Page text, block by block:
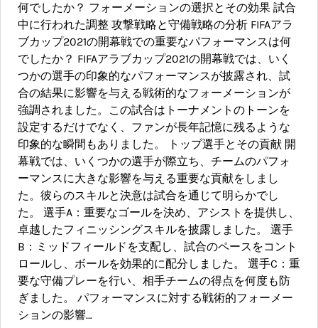
何でしたか？ フォーメーションの選択とその効果 試合
中に行われた調整 攻撃戦略と守備戦略の分析 FIFAアラ
ブカップ2021の開幕戦での重要なパフォーマンスは何
でしたか？ FIFAアラブカップ2021の開幕戦では、いく
つかの選手の印象的なパフォーマンスが披露され、試
合の結果に影響を与える戦術的なフォーメーションが
強調されました。この試合はトーナメントのトーンを
設定するだけでなく、ファンが長年記憶に残るような
印象的な瞬間もありました。 トップ選手とその貢献 開
幕戦では、いくつかの選手が際立ち、チームのパフォ
ーマンスに大きな影響を与える重要な貢献をしまし
た。彼らのスキルと決意は試合を通じて明らかでし
た。 選手A：重要なゴールを決め、アシストを提供し、
卓越したフィニッシングスキルを披露しました。 選手
B：ミッドフィールドを支配し、試合のペースをコント
ロールし、ボールを効果的に配分しました。 選手C：重
要な守備プレーを行い、相手チームの得点を何度も防
ぎました。 パフォーマンスに対する戦術的フォーメー
ションの影響…